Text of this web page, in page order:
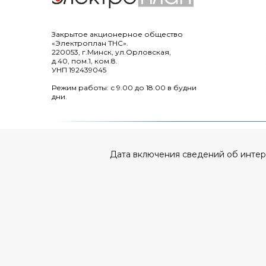
Закрытое акционерное общество
«Электроплан ТНС».
220053, г.Минск, ул.Орловская,
д.40, пом.1, ком.8.
УНП 192439045
Режим работы: с 9.00 до 18.00 в будни
дни.
Дата включения сведений об